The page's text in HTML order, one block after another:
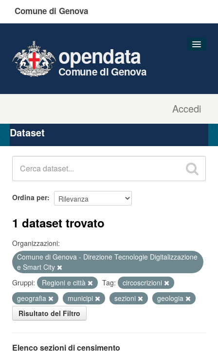
Comune di Genova
Accedi
opendata
Comune di Genova
Organizzazioni
Gruppi
Dataset
Ordina per
1 dataset trovato
Organizzazioni:
Comune di Genova - Direzione Tecnologie Digitalizzazione
e Smart City
Gruppi:
Regioni e città Tag:
circoscrizioni
geografia
municipi sezioni
geologia
Risultato del Filtro
Elenco sezioni di censimento